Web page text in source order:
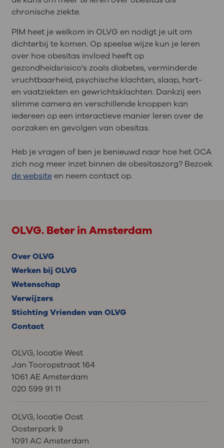
chronische ziekte.
PIM heet je welkom in OLVG en nodigt je uit om
dichterbij te komen. Op speelse wijze kun je leren
over hoe obesitas invloed heeft op
gezondheidsrisico's zoals diabetes, verminderde
vruchtbaarheid, psychische klachten, slaap, hart-
en vaatziekten en gewrichtsklachten. Dankzij een
slimme camera en verschillende knoppen kan
iedereen op een interactieve manier leren over de
oorzaken en gevolgen van obesitas.
Heb je vragen of ben je benieuwd naar hoe het OCA
zich nog meer inzet binnen de obesitaszorg? Bezoek
de websiteen neem contact op.
OLVG. Beter in Amsterdam
Over OLVG
Werken bij OLVG
Wetenschap
Verwijzers
Stichting Vrienden van OLVG
Contact
OLVG, locatie West
Jan Tooropstraat 164
1061 AE Amsterdam
020 599 91 11
OLVG, locatie Oost
Oosterpark 9
1091 AC Amsterdam